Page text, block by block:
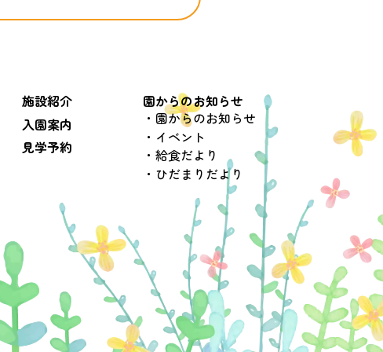
施設紹介
入園案内
見学予約
園からのお知らせ
園からのお知らせ
イベント
給食だより
ひだまりだより